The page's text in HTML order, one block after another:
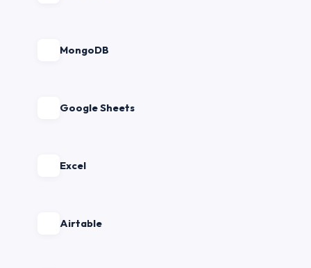
MongoDB
Google Sheets
Excel
Airtable